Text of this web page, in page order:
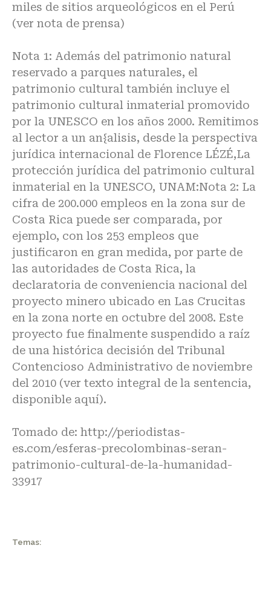
miles de sitios arqueológicos en el Perú
(ver nota de prensa)
Nota 1: Además del patrimonio natural
reservado a parques naturales, el
patrimonio cultural también incluye el
patrimonio cultural inmaterial promovido
por la UNESCO en los años 2000. Remitimos
al lector a un an{alisis, desde la perspectiva
jurídica internacional de Florence LÉZÉ,La
protección jurídica del patrimonio cultural
inmaterial en la UNESCO, UNAM:Nota 2: La
cifra de 200.000 empleos en la zona sur de
Costa Rica puede ser comparada, por
ejemplo, con los 253 empleos que
justificaron en gran medida, por parte de
las autoridades de Costa Rica, la
declaratoria de conveniencia nacional del
proyecto minero ubicado en Las Crucitas
en la zona norte en octubre del 2008. Este
proyecto fue finalmente suspendido a raíz
de una histórica decisión del Tribunal
Contencioso Administrativo de noviembre
del 2010 (ver texto integral de la sentencia,
disponible aquí).
Tomado de: http://periodistas-
es.com/esferas-precolombinas-seran-
patrimonio-cultural-de-la-humanidad-
33917
Temas: